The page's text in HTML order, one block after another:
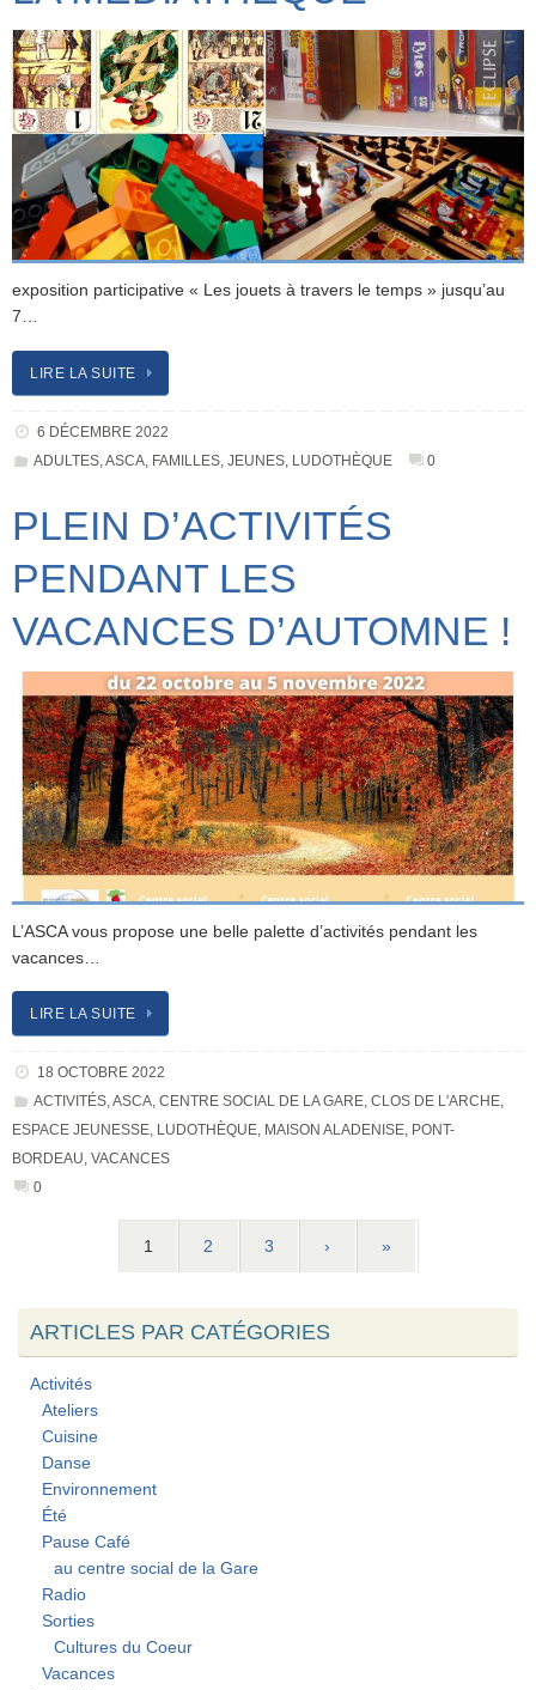
exposition participative « Les jouets à travers le temps » jusqu’au
7…
LIRE LA SUITE
6 DÉCEMBRE 2022
ADULTES, ASCA, FAMILLES, JEUNES, LUDOTHÈQUE 0
PLEIN D’ACTIVITÉS
PENDANT LES
VACANCES D’AUTOMNE !
L’ASCA vous propose une belle palette d’activités pendant les
vacances…
LIRE LA SUITE
18 OCTOBRE 2022
ACTIVITÉS,ASCA, CENTRE SOCIAL DE LA GARE, CLOS DE L'ARCHE,
ESPACE JEUNESSE, LUDOTHÈQUE, MAISON ALADENISE, PONT-
BORDEAU, VACANCES
0
1 2 3 › »
ARTICLES PAR CATÉGORIES
Activités
Ateliers
Cuisine
Danse
Environnement
Été
Pause Café
au centre social de la Gare
Radio
Sorties
Cultures du Coeur
Vacances